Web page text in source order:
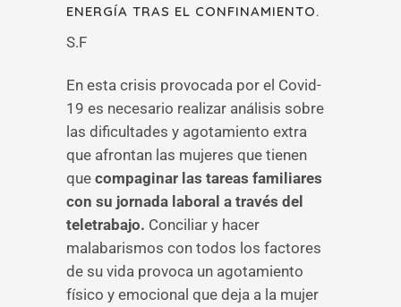
ENERGÍA TRAS EL CONFINAMIENTO.
S.F
En esta crisis provocada por el Covid-
19 es necesario realizar análisis sobre
las dificultades y agotamiento extra
que afrontan las mujeres que tienen
que compaginar las tareas familiares
con su jornada laboral a través del
teletrabajo. Conciliar y hacer
malabarismos con todos los factores
de su vida provoca un agotamiento
físico y emocional que deja a la mujer